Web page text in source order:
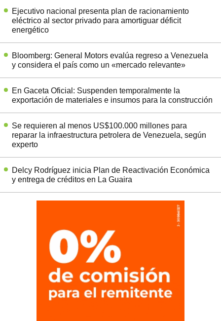
Ejecutivo nacional presenta plan de racionamiento
eléctrico al sector privado para amortiguar déficit
energético
Bloomberg: General Motors evalúa regreso a Venezuela
y considera el país como un «mercado relevante»
En Gaceta Oficial: Suspenden temporalmente la
exportación de materiales e insumos para la construcción
Se requieren al menos US$100.000 millones para
reparar la infraestructura petrolera de Venezuela, según
experto
Delcy Rodríguez inicia Plan de Reactivación Económica
y entrega de créditos en La Guaira